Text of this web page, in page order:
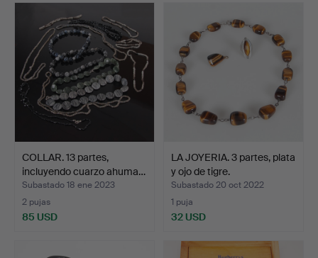
COLLAR. 13 partes,
incluyendo cuarzo ahuma…
Subastado 18 ene 2023
2 pujas
85 USD
LA JOYERIA. 3 partes, plata
y ojo de tigre.
Subastado 20 oct 2022
1 puja
32 USD